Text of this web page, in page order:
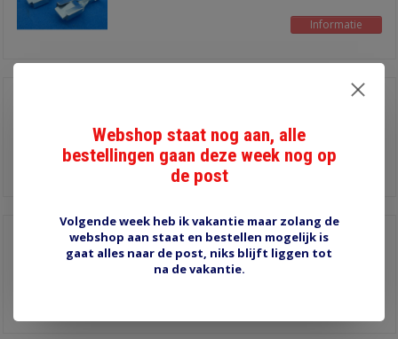
Informatie
voor draad 0,51-1,65
mm2, verpakking 20 stuks
Informatie
30-692 female 9,5 x 1,2
mm
4,0 - 6,0 mm2
Webshop staat nog aan, alle
bestellingen gaan deze week nog op
de post
Volgende week heb ik vakantie maar zolang de
webshop aan staat en bestellen mogelijk is
gaat alles naar de post, niks blijft liggen tot
na de vakantie.